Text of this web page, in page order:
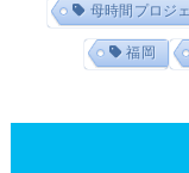
母時間プロジ
福岡